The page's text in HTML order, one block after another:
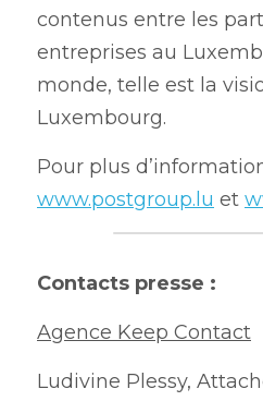
contenus entre les
entreprises au
monde, telle est la
Luxembourg.
www.postgroup.lu et
Contacts presse :
Agence Keep Contact
Ludivine Plessy,